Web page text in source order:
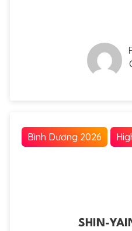
Bình Dương 2026
SHIN-